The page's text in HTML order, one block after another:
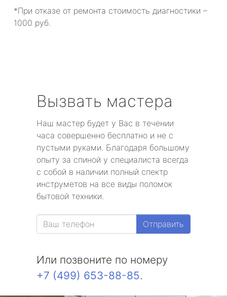
*При отказе от ремонта стоимость диагностики –
1000 руб.
Вызвать мастера
Наш мастер будет у Вас в течении
часа совершенно бесплатно и не с
пустыми руками. Благодаря большому
опыту за спиной у специалиста всегда
с собой в наличии полный спектр
инструметов на все виды поломок
бытовой техники.
Отправить
Или позвоните по номеру
+7 (499) 653-88-85.